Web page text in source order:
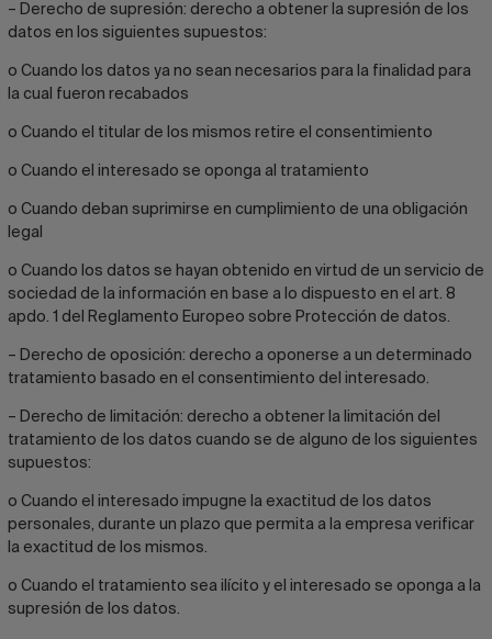
– Derecho de supresión: derecho a obtener la supresión de los
datos en los siguientes supuestos:
o Cuando los datos ya no sean necesarios para la finalidad para
la cual fueron recabados
o Cuando el titular de los mismos retire el consentimiento
o Cuando el interesado se oponga al tratamiento
o Cuando deban suprimirse en cumplimiento de una obligación
legal
o Cuando los datos se hayan obtenido en virtud de un servicio de
sociedad de la información en base a lo dispuesto en el art. 8
apdo. 1 del Reglamento Europeo sobre Protección de datos.
– Derecho de oposición: derecho a oponerse a un determinado
tratamiento basado en el consentimiento del interesado.
– Derecho de limitación: derecho a obtener la limitación del
tratamiento de los datos cuando se de alguno de los siguientes
supuestos:
o Cuando el interesado impugne la exactitud de los datos
personales, durante un plazo que permita a la empresa verificar
la exactitud de los mismos.
o Cuando el tratamiento sea ilícito y el interesado se oponga a la
supresión de los datos.